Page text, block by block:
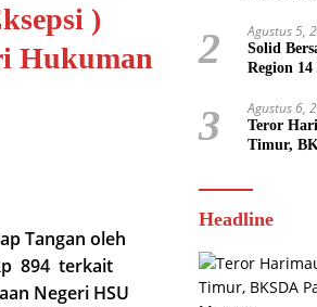
)
Hukuman
Tangan oleh
894 terkait
Negeri HSU
2 Agustus 5,
Solid
Region
3 Agustus 6,
Teror
Timur,
Headline